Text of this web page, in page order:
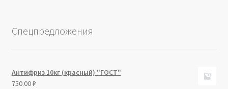
Спецпредложения
Антифриз 10кг (красный) "ГОСТ"
750.00₽